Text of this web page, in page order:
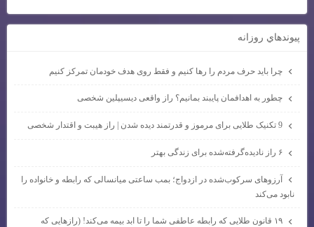
پيوندهاي روزانه
چرا باید حرف مردم را رها کنیم و فقط روی هدف خودمان تمرکز کنیم
چطور به اهدافمان پایبند بمانیم؟ راز واقعی دیسیپلین شخصی
9 تکنیک طلایی برای مرموز و قدرتمند دیده شدن | راز هیبت و اقتدار شخصی
۶ راز نادیده‌گرفته‌شده برای زندگی بهتر
آرزوهای سرکوب‌شده در ازدواج؛ بمب ساعتی میانسالی که رابطه و خانواده را
نابود می‌کند
۱۹ قانون طلایی که رابطه عاطفی شما را تا ابد بیمه می‌کند! (رازهایی که